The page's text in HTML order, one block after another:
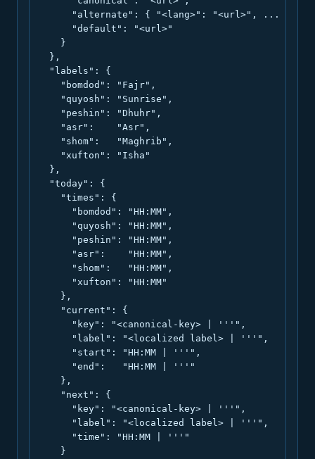
      "alternate": { "<lang>": "<url>", ... },
      "default": "<url>"
    }
  },
  "labels": {
    "bomdod": "Fajr",
    "quyosh": "Sunrise",
    "peshin": "Dhuhr",
    "asr":    "Asr",
    "shom":   "Maghrib",
    "xufton": "Isha"
  },
  "today": {
    "times": {
      "bomdod": "HH:MM",
      "quyosh": "HH:MM",
      "peshin": "HH:MM",
      "asr":    "HH:MM",
      "shom":   "HH:MM",
      "xufton": "HH:MM"
    },
    "current": {
      "key": "<canonical-key> | '''",
      "label": "<localized label> | '''",
      "start": "HH:MM | '''",
      "end":   "HH:MM | '''"
    },
    "next": {
      "key": "<canonical-key> | '''",
      "label": "<localized label> | '''",
      "time": "HH:MM | '''"
    }